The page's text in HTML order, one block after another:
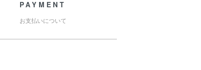
PAYMENT
お支払いについて